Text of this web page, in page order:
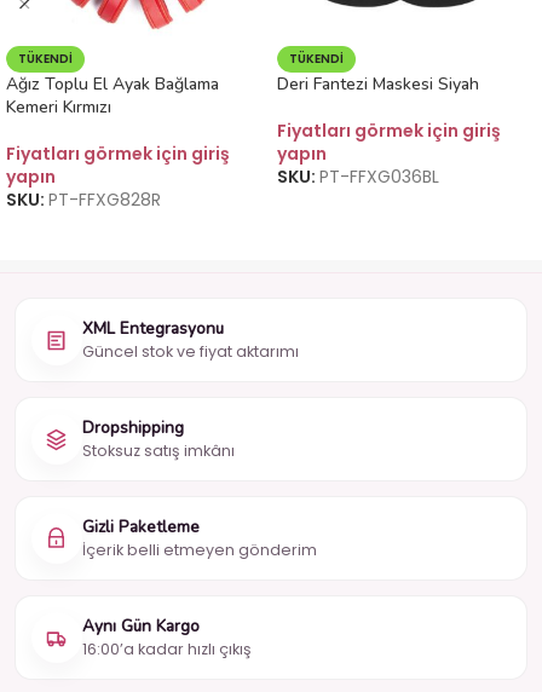
TÜKENDI
Ağız Toplu El Ayak Bağlama
Kemeri Kırmızı
Fiyatları görmek için giriş
yapın
SKU: PT-FFXG828R
TÜKENDI
Deri Fantezi Maskesi Siyah
Fiyatları görmek için giriş
yapın
SKU: PT-FFXG036BL
XML Entegrasyonu
Güncel stok ve fiyat aktarımı
Dropshipping
Stoksuz satış imkânı
Gizli Paketleme
İçerik belli etmeyen gönderim
Aynı Gün Kargo
16:00’a kadar hızlı çıkış